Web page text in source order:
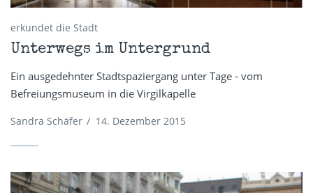
erkundet die Stadt
Unterwegs im Untergrund
Ein ausgedehnter Stadtspaziergang unter Tage - vom
Befreiungsmuseum in die Virgilkapelle
Sandra Schäfer / 14. Dezember 2015